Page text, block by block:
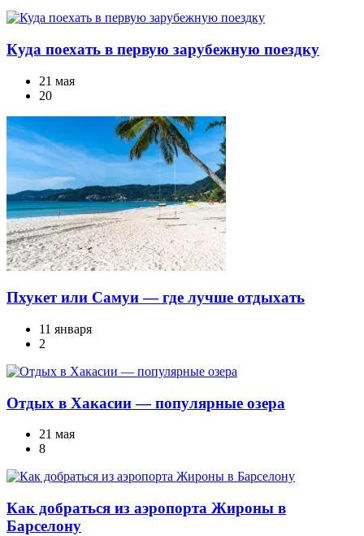
Куда поехать в первую зарубежную поездку
21 мая
20
Пхукет или Самуи — где лучше отдыхать
11 января
2
Отдых в Хакасии — популярные озера
21 мая
8
Как добраться из аэропорта Жироны в
Барселону